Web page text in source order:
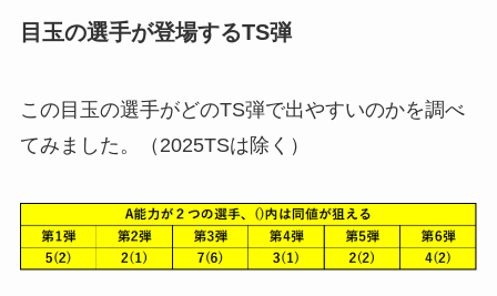
目玉の選手が登場するTS弾
この目玉の選手がどのTS弾で出やすいのかを調べ
てみました。（2025TSは除く）